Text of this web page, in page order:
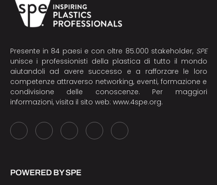
Presente in 84 paesi e con oltre 85.000 stakeholder, SPE
unisce i professionisti della plastica di tutto il mondo
aiutandoli ad avere successo e a rafforzare le loro
competenze attraverso networking, eventi, formazione e
condivisione delle conoscenze. Per maggiori
informazioni, visita il sito web: www.4spe.org.
POWERED BY SPE